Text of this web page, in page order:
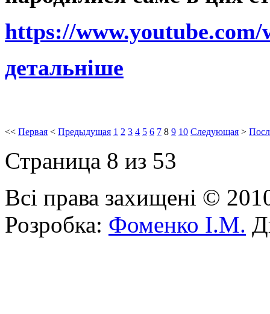
https://
детальніше
<< Первая < Предыдущая 1 2 3 4 5 6 7 8 9 10 Следующая >
Страница 8 из 53
Всі права захищені ©
Розробка: Фоменко І.М.